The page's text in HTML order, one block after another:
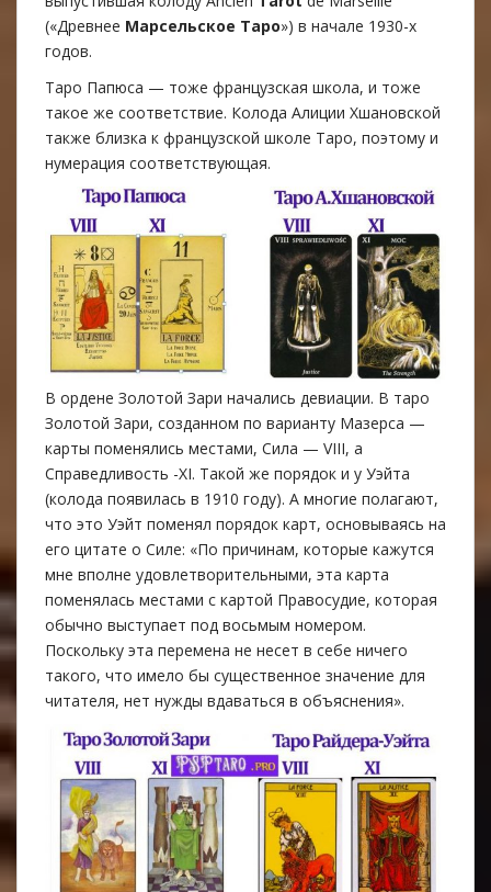
(«Древнее Марсельское Таро») в начале 1930-х
годов.
Таро Папюса — тоже французская школа, и тоже
такое же соответствие. Колода Алиции Хшановской
также близка к французской школе Таро, поэтому и
нумерация соответствующая.
В ордене Золотой Зари начались девиации. В таро
Золотой Зари, созданном по варианту Мазерса —
карты поменялись местами, Сила — VIII, а
Справедливость -XI. Такой же порядок и у Уэйта
(колода появилась в 1910 году). А многие полагают,
что это Уэйт поменял порядок карт, основываясь на
его цитате о Силе: «По причинам, которые кажутся
мне вполне удовлетворительными, эта карта
поменялась местами с картой Правосудие, которая
обычно выступает под восьмым номером.
Поскольку эта перемена не несет в себе ничего
такого, что имело бы существенное значение для
читателя, нет нужды вдаваться в объяснения».